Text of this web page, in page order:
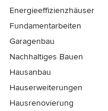
Energieeffizienzhäuser
Fundamentarbeiten
Garagenbau
Nachhaltiges Bauen
Hausanbau
Hauserweiterungen
Hausrenovierung